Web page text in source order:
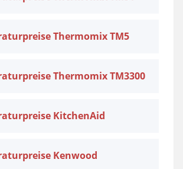
Thermomix TM5
Thermomix TM3300
KitchenAid
Kenwood